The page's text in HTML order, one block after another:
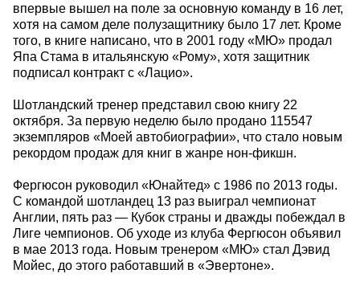
впервые вышел на поле за основную команду в 16 лет,
хотя на самом деле полузащитнику было 17 лет. Кроме
того, в книге написано, что в 2001 году «МЮ» продал
Япа Стама в итальянскую «Рому», хотя защитник
подписал контракт с «Лацио».
Шотландский тренер представил свою книгу 22
октября. За первую неделю было продано 115547
экземпляров «Моей автобиографии», что стало новым
рекордом продаж для книг в жанре нон-фикшн.
Фергюсон руководил «Юнайтед» с 1986 по 2013 годы.
С командой шотландец 13 раз выиграл чемпионат
Англии, пять раз — Кубок страны и дважды побеждал в
Лиге чемпионов. Об уходе из клуба Фергюсон объявил
в мае 2013 года. Новым тренером «МЮ» стал Дэвид
Мойес, до этого работавший в «Эвертоне».